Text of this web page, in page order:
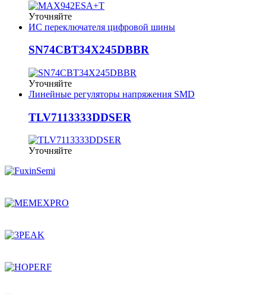
Уточняйте
ИС переключателя цифровой шины
SN74CBT34X245DBBR
Уточняйте
Линейные регуляторы напряжения SMD
TLV7113333DDSER
Уточняйте